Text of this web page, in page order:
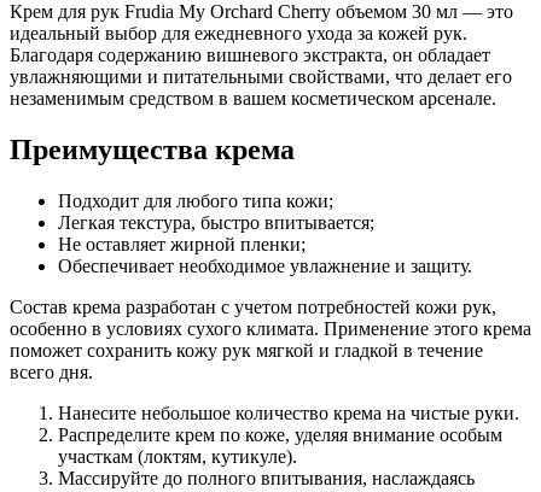
Крем для рук Frudia My Orchard Cherry объемом 30 мл — это
идеальный выбор для ежедневного ухода за кожей рук.
Благодаря содержанию вишневого экстракта, он обладает
увлажняющими и питательными свойствами, что делает его
незаменимым средством в вашем косметическом арсенале.
Преимущества крема
Подходит для любого типа кожи;
Легкая текстура, быстро впитывается;
Не оставляет жирной пленки;
Обеспечивает необходимое увлажнение и защиту.
Состав крема разработан с учетом потребностей кожи рук,
особенно в условиях сухого климата. Применение этого крема
поможет сохранить кожу рук мягкой и гладкой в течение
всего дня.
Нанесите небольшое количество крема на чистые руки.
Распределите крем по коже, уделяя внимание особым
участкам (локтям, кутикуле).
Массируйте до полного впитывания, наслаждаясь